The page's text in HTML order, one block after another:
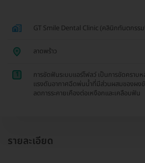
GT Smile Dental Clinic (คลินิกทันตกรร
ลาดพร้าว
1
การขัดฟันระบบแอร์โฟลว์ เป็นการขัดคราบ
แรงดันอากาศฉีดพ่นน้ำที่มีส่วนผสมของผง
ลดการระคายเคืองต่อเหงือกและเคลือบฟัน
รายละเอียด